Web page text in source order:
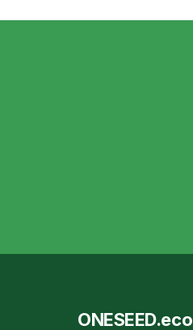
ONESEED.eco